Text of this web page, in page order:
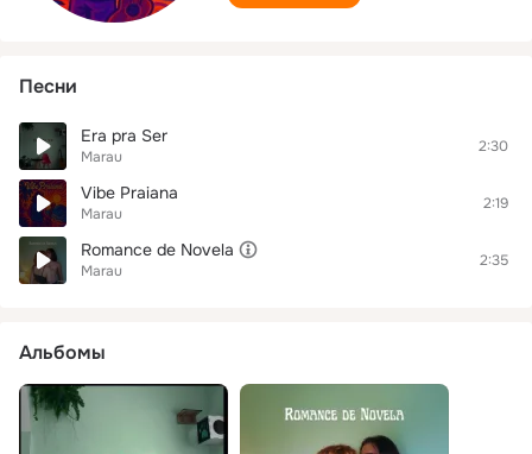
Песни
Era pra Ser
Marau
2:30
Vibe Praiana
Marau
2:19
Romance de Novela
Marau
2:35
Альбомы